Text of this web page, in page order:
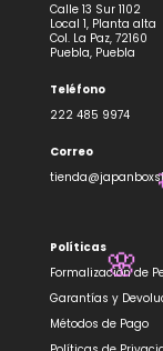
Calle 13 Sur 1102
Local 1, Planta alta
Col. La Paz, 72160
Puebla, Puebla
Teléfono
222 485 9974
Correo
Políticas
Formalización de
Garantías y
Métodos de Pago
🌸